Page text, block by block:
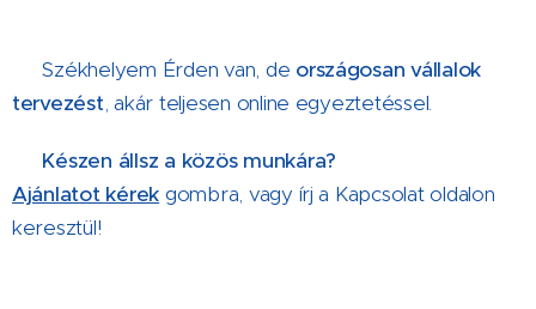
📍 Székhelyem Érden van, de országosan vállalok
tervezést, akár teljesen online egyeztetéssel.
👉 Készen állsz a közös munkára?
Ajánlatot kérek gombra, vagy írj a Kapcsolat oldalon
keresztül!